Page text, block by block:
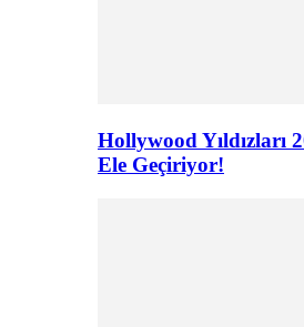
Hollywood Yıldızları
Ele Geçiriyor!